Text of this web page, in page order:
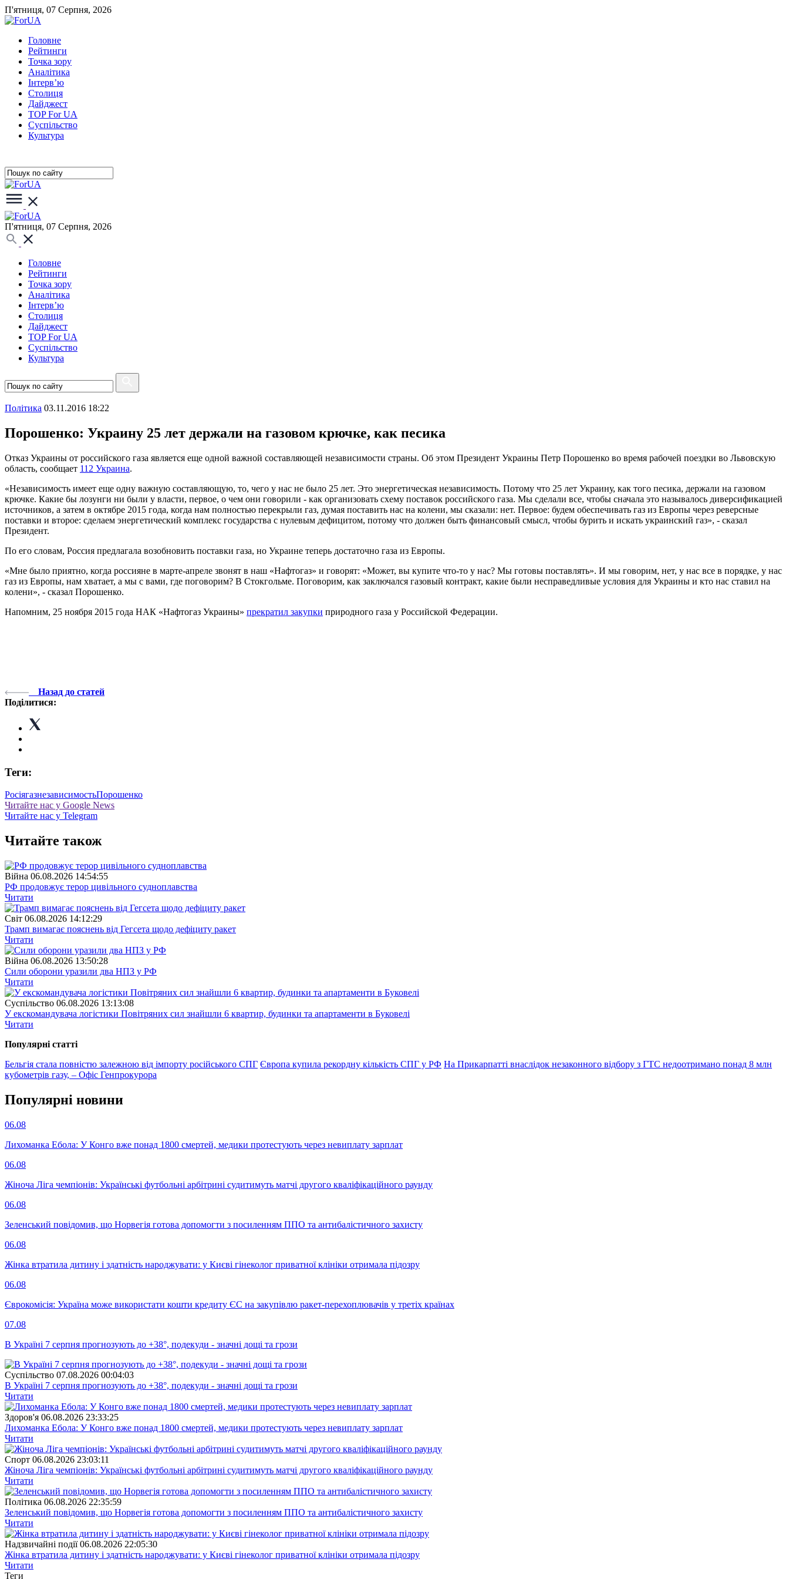
П'ятниця, 07 Серпня, 2026
Головне
Рейтинги
Точка зору
Аналітика
Інтерв’ю
Столиця
Дайджест
TOP For UA
Суспiльство
Культура
П'ятниця, 07 Серпня, 2026
Головне
Рейтинги
Точка зору
Аналітика
Інтерв’ю
Столиця
Дайджест
TOP For UA
Суспiльство
Культура
Полiтика 03.11.2016 18:22
Порошенко: Украину 25 лет держали на газовом крючке, как песика
Отказ Украины от российского газа является еще одной важной составляющей независимости страны. Об этом Президент Украины Петр Порошенко во время рабочей поездки во Львовскую
область, сообщает 112 Украина.
«Независимость имеет еще одну важную составляющую, то, чего у нас не было 25 лет. Это энергетическая независимость. Потому что 25 лет Украину, как того песика, держали на газовом
крючке. Какие бы лозунги ни были у власти, первое, о чем они говорили - как организовать схему поставок российского газа. Мы сделали все, чтобы сначала это называлось диверсификацией
источников, а затем в октябре 2015 года, когда нам полностью перекрыли газ, думая поставить нас на колени, мы сказали: нет. Первое: будем обеспечивать газ из Европы через реверсные
поставки и второе: сделаем энергетический комплекс государства с нулевым дефицитом, потому что должен быть финансовый смысл, чтобы бурить и искать украинский газ», - сказал
Президент.
По его словам, Россия предлагала возобновить поставки газа, но Украине теперь достаточно газа из Европы.
«Мне было приятно, когда россияне в марте-апреле звонят в наш «Нафтогаз» и говорят: «Может, вы купите что-то у нас? Мы готовы поставлять». И мы говорим, нет, у нас все в порядке, у нас
газ из Европы, нам хватает, а мы с вами, где поговорим? В Стокгольме. Поговорим, как заключался газовый контракт, какие были несправедливые условия для Украины и кто нас ставил на
колени», - сказал Порошенко.
Напомним, 25 ноября 2015 года НАК «Нафтогаз Украины» прекратил закупки природного газа у Российской Федерации.
Назад до статей
Поділитися:
Теги:
РосіягазнезависимостьПорошенко
Читайте нас у Google News
Читайте нас у Telegram
Читайте також
Війна 06.08.2026 14:54:55
РФ продовжує терор цивільного судноплавства
Читати
Свiт 06.08.2026 14:12:29
Трамп вимагає пояснень від Гегсета щодо дефіциту ракет
Читати
Війна 06.08.2026 13:50:28
Сили оборони уразили два НПЗ у РФ
Читати
Суспiльство 06.08.2026 13:13:08
У екскомандувача логістики Повітряних сил знайшли 6 квартир, будинки та апартаменти в Буковелі
Читати
Популярнi статтi
Бельгія стала повністю залежною від імпорту російського СПГ Європа купила рекордну кількість СПГ у РФ На Прикарпатті внаслідок незаконного відбору з ГТС недоотримано понад 8 млн
кубометрів газу, – Офіс Генпрокурора
Популярнi новини
06.08
Лихоманка Ебола: У Конго вже понад 1800 смертей, медики протестують через невиплату зарплат
06.08
Жіноча Ліга чемпіонів: Українські футбольні арбітрині судитимуть матчі другого кваліфікаційного раунду
06.08
Зеленський повідомив, що Норвегія готова допомогти з посиленням ППО та антибалістичного захисту
06.08
Жінка втратила дитину і здатність народжувати: у Києві гінеколог приватної клініки отримала підозру
06.08
Єврокомісія: Україна може використати кошти кредиту ЄС на закупівлю ракет-перехоплювачів у третіх країнах
07.08
В Україні 7 серпня прогнозують до +38°, подекуди - значні дощі та грози
Суспiльство 07.08.2026 00:04:03
В Україні 7 серпня прогнозують до +38°, подекуди - значні дощі та грози
Читати
Здоров'я 06.08.2026 23:33:25
Лихоманка Ебола: У Конго вже понад 1800 смертей, медики протестують через невиплату зарплат
Читати
Спорт 06.08.2026 23:03:11
Жіноча Ліга чемпіонів: Українські футбольні арбітрині судитимуть матчі другого кваліфікаційного раунду
Читати
Полiтика 06.08.2026 22:35:59
Зеленський повідомив, що Норвегія готова допомогти з посиленням ППО та антибалістичного захисту
Читати
Надзвичайні події 06.08.2026 22:05:30
Жінка втратила дитину і здатність народжувати: у Києві гінеколог приватної клініки отримала підозру
Читати
Теги